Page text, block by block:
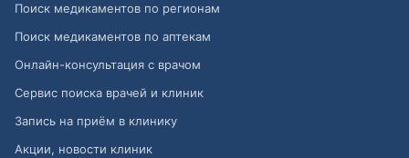
Поиск медикаментов по регионам
Поиск медикаментов по аптекам
Онлайн-консультация с врачом
Сервис поиска врачей и клиник
Запись на приём в клинику
Акции, новости клиник